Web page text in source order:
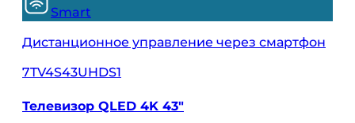
Smart
Дистанционное управление через смартфон
7TV4S43UHDS1
Телевизор QLED 4K 43"